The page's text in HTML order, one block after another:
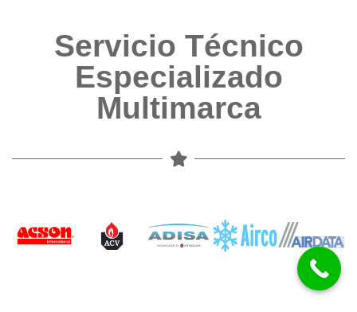
Servicio Técnico
Especializado
Multimarca